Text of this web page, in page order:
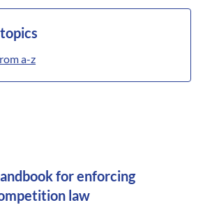
a-z
for enforcing
law